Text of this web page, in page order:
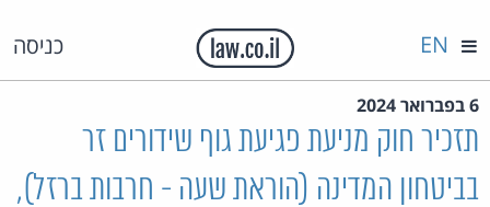
כניסה EN
6 בפברואר 2024
תזכיר חוק מניעת פגיעת גוף שידורים זר
בביטחון המדינה (הוראת שעה - חרבות ברזל),